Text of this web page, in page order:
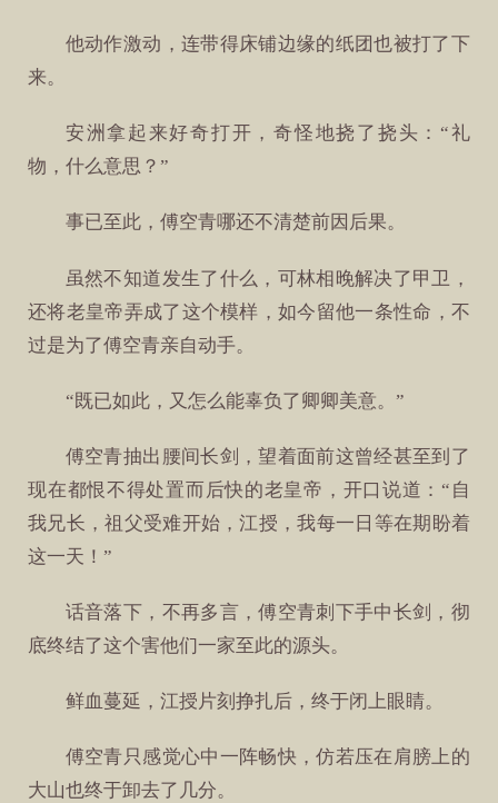
他动作激动，连带得床铺边缘的纸团也被打了下
来。
安洲拿起来好奇打开，奇怪地挠了挠头：“礼
物，什么意思？”
事已至此，傅空青哪还不清楚前因后果。
虽然不知道发生了什么，可林相晚解决了甲卫，
还将老皇帝弄成了这个模样，如今留他一条性命，不
过是为了傅空青亲自动手。
“既已如此，又怎么能辜负了卿卿美意。”
傅空青抽出腰间长剑，望着面前这曾经甚至到了
现在都恨不得处置而后快的老皇帝，开口说道：“自
我兄长，祖父受难开始，江授，我每一日等在期盼着
这一天！”
话音落下，不再多言，傅空青刺下手中长剑，彻
底终结了这个害他们一家至此的源头。
鲜血蔓延，江授片刻挣扎后，终于闭上眼睛。
傅空青只感觉心中一阵畅快，仿若压在肩膀上的
大山也终于卸去了几分。